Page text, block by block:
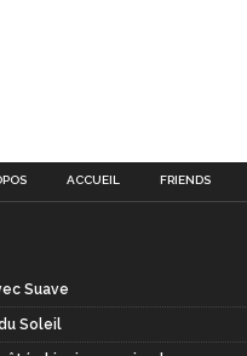
ACCUEIL FRIENDS
Suave
Soleil